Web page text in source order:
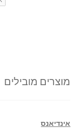
מוצרים מובילים
אינדיאנס